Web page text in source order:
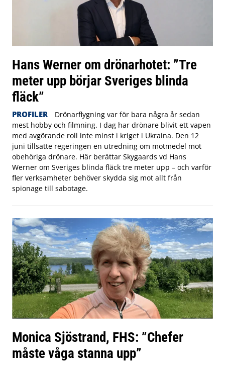
Hans Werner om drönarhotet: ”Tre
meter upp börjar Sveriges blinda
fläck”
PROFILER
Drönarflygning var för bara några år sedan
mest hobby och filmning. I dag har drönare blivit ett vapen
med avgörande roll inte minst i kriget i Ukraina. Den 12
juni tillsatte regeringen en utredning om motmedel mot
obehöriga drönare. Här berättar Skygaards vd Hans
Werner om Sveriges blinda fläck tre meter upp – och varför
fler verksamheter behöver skydda sig mot allt från
spionage till sabotage.
Monica Sjöstrand, FHS: ”Chefer
måste våga stanna upp”